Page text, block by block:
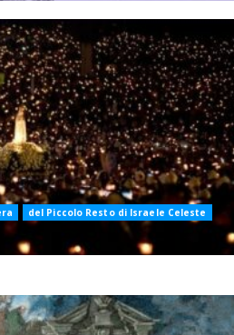
del Piccolo Resto di Israele Celeste